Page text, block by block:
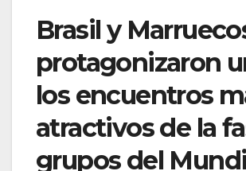
Brasil y
protagonizaron
los encuentros
atractivos de la
grupos del